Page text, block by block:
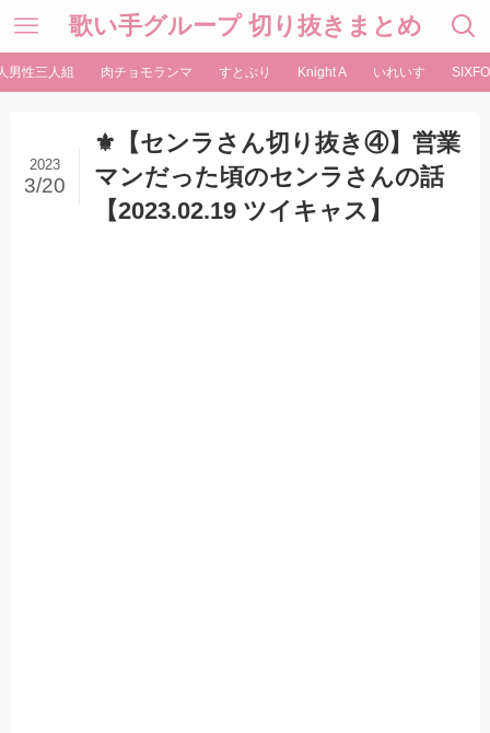
歌い手グループ 切り抜きまとめ
男性三人組 肉チョモランマ すとぷり Knight A いれいす
⚜️【センラさん切り抜き④】営業
マンだった頃のセンラさんの話
【2023.02.19 ツイキャス】
2023
3/20